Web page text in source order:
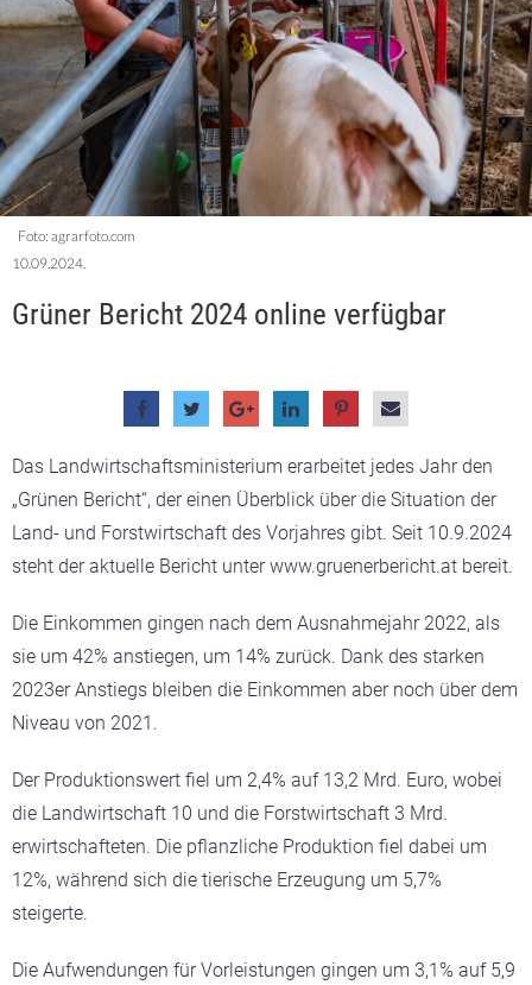
Foto: agrarfoto.com
10.09.2024.
Grüner Bericht 2024 online verfügbar
Das Landwirtschaftsministerium erarbeitet jedes Jahr den
„Grünen Bericht“, der einen Überblick über die Situation der
Land- und Forstwirtschaft des Vorjahres gibt. Seit 10.9.2024
steht der aktuelle Bericht unter www.gruenerbericht.at bereit.
Die Einkommen gingen nach dem Ausnahmejahr 2022, als
sie um 42% anstiegen, um 14% zurück. Dank des starken
2023er Anstiegs bleiben die Einkommen aber noch über dem
Niveau von 2021.
Der Produktionswert fiel um 2,4% auf 13,2 Mrd. Euro, wobei
die Landwirtschaft 10 und die Forstwirtschaft 3 Mrd.
erwirtschafteten. Die pflanzliche Produktion fiel dabei um
12%, während sich die tierische Erzeugung um 5,7%
steigerte.
Die Aufwendungen für Vorleistungen gingen um 3,1% auf 5,9